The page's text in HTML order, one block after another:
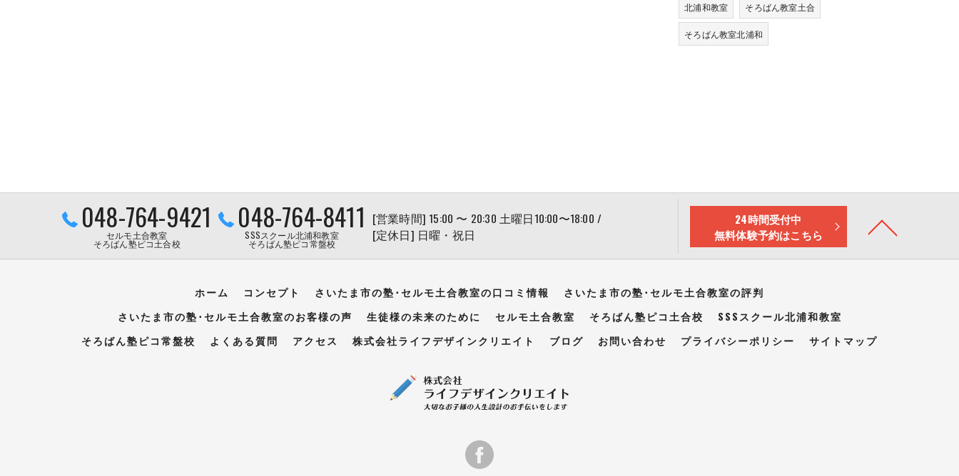
北浦和教室 そろばん教室土合
そろばん教室北浦和
048-764-9421
セルモ土合教室
そろばん塾ピコ土合校
048-764-8411
SSSスクール北浦和教室
そろばん塾ピコ常盤校
[営業時間] 15:00 〜 20:30 土曜日10:00〜18:00 /
[定休日] 日曜・祝日
24時間受付中
無料体験予約はこちら
ホーム コンセプト さいたま市の塾･セルモ土合教室の口コミ情報
さいたま市の塾･セルモ土合教室の評判
さいたま市の塾･セルモ土合教室のお客様の声
生徒様の未来のために セルモ土合教室 そろばん塾ピコ土合校
SSSスクール北浦和教室
そろばん塾ピコ常盤校
よくある質問 アクセス 株式会社ライフデザインクリエイト ブログ お問い合わせ プライバシーポリシー サイトマップ